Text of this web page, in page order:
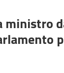
ministro